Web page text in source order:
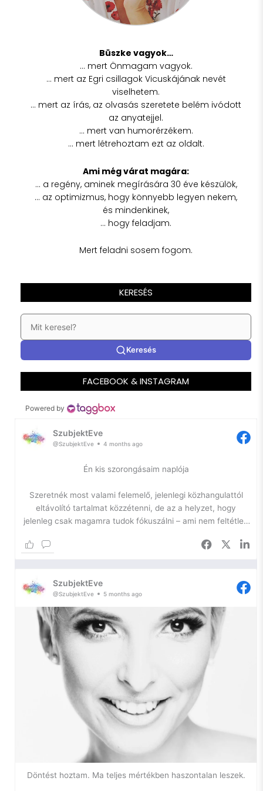
Büszke vagyok…
… mert Önmagam vagyok.
… mert az Egri csillagok Vicuskájának nevét
viselhetem.
… mert az írás, az olvasás szeretete belém ivódott
az anyatejjel.
… mert van humorérzékem.
… mert létrehoztam ezt az oldalt.
Ami még várat magára:
… a regény, aminek megírására 30 éve készülök,
… az optimizmus, hogy könnyebb legyen nekem,
és mindenkinek,
… hogy feladjam.
Mert feladni sosem fogom.
KERESÉS
Keresés
FACEBOOK & INSTAGRAM
Powered by
SzubjektEve
@SzubjektEve 4 months ago
Én kis szorongásaim naplója
Szeretnék most valami felemelő, jelenlegi közhangulattól
eltávolító tartalmat közzétenni, de az a helyzet, hogy
jelenleg csak magamra tudok fókuszálni – ami nem feltétlen
hogy naplózzam a lelkem, hátha ennyivel is sikerül
elhallgattatnom a belső hangokat.
Szóval, szorongás.
Ilyen vagyok én. Egy ideje azon gondolkodom, hogy – bár
nem szeretem a diagnózist, hiszen a szó maga is már egy
negatív háttérjelentést hordoz – szükségem lenne arra, hogy
tudjam, mi a gond velem.
Miért vagyok egy két lábon járó szorongás. Gyakorlatilag
gyerekkorom óta. Miért van az, hogy nem tudok örülni
pusztán a napfénynek, vagy egy katicabogárnak, miért
tiszavirág-életűek az örömök az életemben.
Miért nem tudok a seggemen megülni, pihenni, önostorozás
SzubjektEve
@SzubjektEve 5 months ago
Döntést hoztam. Ma teljes mértékben haszontalan leszek.